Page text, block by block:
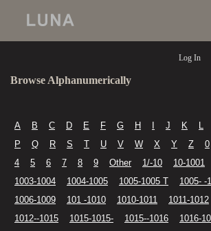
Log In
Browse Alphanumerically
A B C D E F G H J K L
P
Q R S T U V W X Y Z 0
4
5 6 7 8 9 Other 1/-10 10-1001
1003-1004
1004-1005 1005-1005 T
1005- -
1006-1009
101 -1010 1010-1011 1011-1012
1012--1015
1015-1015- 1015--1016
1016-